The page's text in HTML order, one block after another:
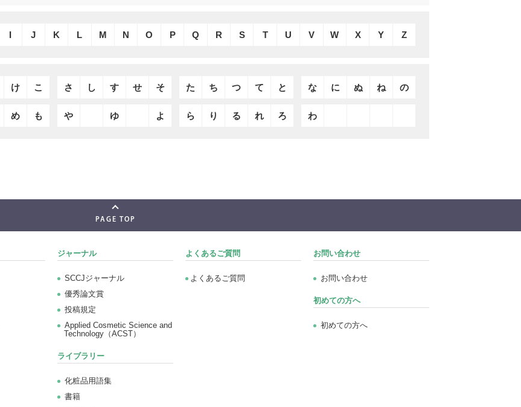
I J K L M N O P Q R S T U V W X Y Z
け こ さ し す せ そ た ち つ て と な に ぬ ね の
め も や ゆ よ ら り る れ ろ わ
PAGE TOP
ジャーナル
SCCJジャーナル
優秀論文賞
投稿規定
Applied Cosmetic Science and
Technology（ACST）
ライブラリー
化粧品用語集
書籍
よくあるご質問
よくあるご質問
お問い合わせ
お問い合わせ
初めての方へ
初めての方へ